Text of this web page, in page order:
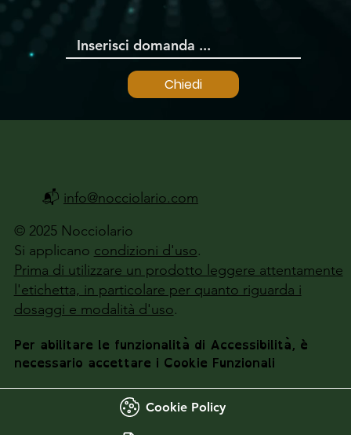
Chiedi
© 2025 Nocciolario
Si applicano condizioni d'uso.
Prima di utilizzare un prodotto leggere attentamente
l'etichetta, in particolare per quanto riguarda i
dosaggi e modalità d'uso.
Per abilitare le funzionalità di Accessibilità, è
necessario accettare i Cookie Funzionali
Cookie Policy
📬 info@nocciolario.com